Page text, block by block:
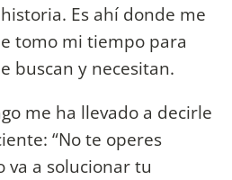
Es ahí donde me
tomo mi tiempo para
buscan y necesitan.
me ha llevado a decirle
“No te operes
va a solucionar tu